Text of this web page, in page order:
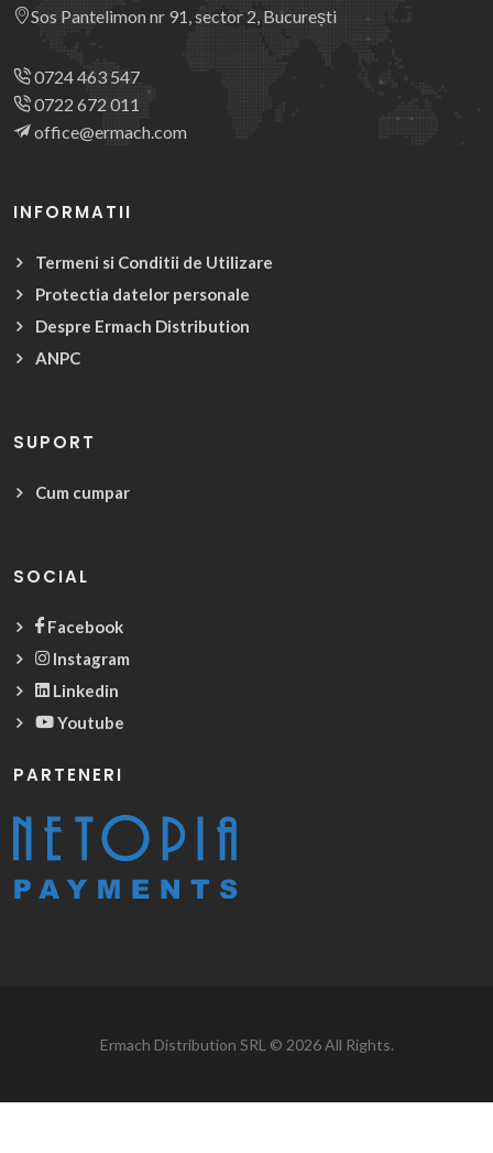
Sos Pantelimon nr 91, sector 2, București
0724 463 547
0722 672 011
office@ermach.com
INFORMATII
Termeni si Conditii de Utilizare
Protectia datelor personale
Despre Ermach Distribution
ANPC
SUPORT
Cum cumpar
SOCIAL
Facebook
Instagram
Linkedin
Youtube
PARTENERI
Ermach Distribution SRL © 2026 All Rights.